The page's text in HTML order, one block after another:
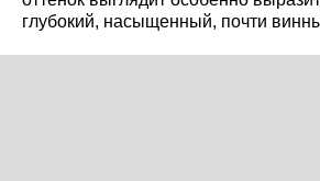
глубокий, насыщенный, почти